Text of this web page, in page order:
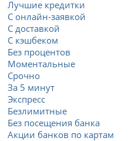
Лучшие кредитки
С онлайн-заявкой
С доставкой
С кэшбеком
Без процентов
Моментальные
Срочно
За 5 минут
Экспресс
Безлимитные
Без посещения банка
Акции банков по картам